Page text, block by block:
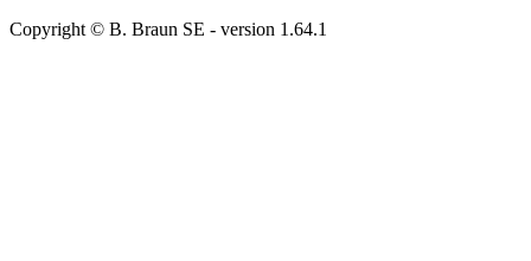
Copyright © B. Braun SE - version 1.64.1